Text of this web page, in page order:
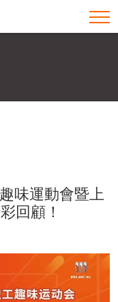
味運動會暨上
回顧！